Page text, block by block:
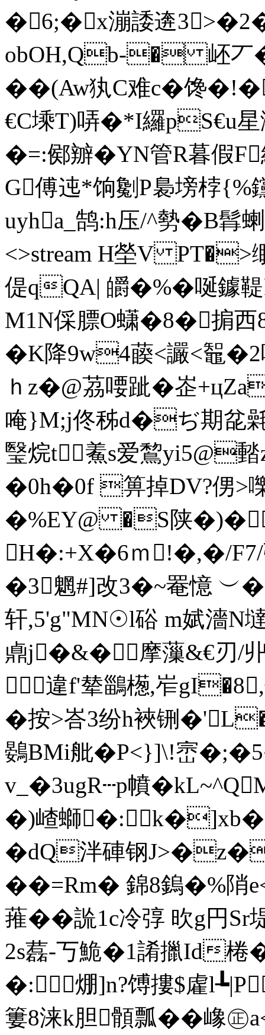
�6;�x漰諉逩
obOH,Qb-� 岯丆
��(Aw犱C难c�馋
€C塖T)哢�*I纙pS€u
�=:鄇辧� YN管R暮假
G傅迍*饷劖P裊塝桲{%
uyha_鹄:h压/^勢�B髥
<>stream H塋V PT�>
偍qQA| 皭�%�唌鐻
M1N倸膘O蟏�8�掮
�K降9w4藈<讝<鼅
ｈz�@茘喓跐�峜
唵}M;j佟秭d�ぢ期兺
瑿烷t 鮺s爱鵹yi5@濌
�0h�0f 箅掉DV?侽
�%EY@ �S陕
H�:+X�6 ｍ!�,�/F7/
�3魍#]改3�~罨憶
轩,5'g"MN☉l硲 m娬濇N
鼑j�&�摩薻&€刃/丱
違f'辇鶅檧,岝
�按>峇3纷h裌铏
鷃BMi舭� P<}]\!崈
v_�3ugR┄p幩
�)嵖螄�:k�]xb�"縚
�dQ泮硨钢J>�z�
��=Rm� 錦8鎢�%
蓷��詤1c冷弴 欥g円
2s藞-丂鮠�1誵擸Id棬�
�:焩]n?馎摟$雐
簍8涞k胆顝瓢��嶑㊣